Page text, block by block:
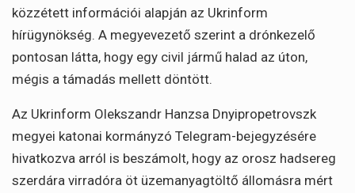
közzétett információi alapján az Ukrinform
hírügynökség. A megyevezető szerint a drónkezelő
pontosan látta, hogy egy civil jármű halad az úton,
mégis a támadás mellett döntött.
Az Ukrinform Olekszandr Hanzsa Dnyipropetrovszk
megyei katonai kormányzó Telegram-bejegyzésére
hivatkozva arról is beszámolt, hogy az orosz hadsereg
szerdára virradóra öt üzemanyagtöltő állomásra mért